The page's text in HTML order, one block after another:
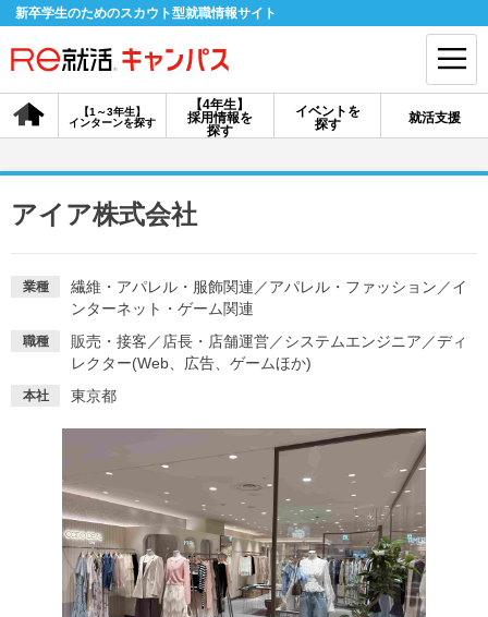
新卒学生のためのスカウト型就職情報サイト
【4年生】
採用情報を
探す
【1～3年生】
インターンを探す
イベントを
探す
就活支援
会員登録 ログイン
探す
【4年生】
【4年生】
イベントを探す
就活ノウハウ・サポート
就活支援
就活ノウハウが満載！
就活コラム
お役立ち記事・相談室など
適職診断 就活チャンネル
アイア株式会社
業種 繊維・アパレル・服飾関連 ／アパレル・ファッション ／イ
ンターネット・ゲーム関連
職種 販売・接客 ／ 店長・店舗運営／システムエンジニア ／ディ
レクター(Web、広告、ゲームほか)
本社 東京都